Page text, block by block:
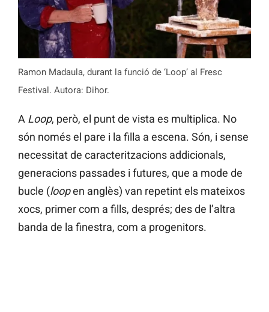
Ramon Madaula, durant la funció de ‘Loop’ al Fresc
Festival. Autora: Dihor.
A Loop, però, el punt de vista es multiplica. No
són només el pare i la filla a escena. Són, i sense
necessitat de caracteritzacions addicionals,
generacions passades i futures, que a mode de
bucle (loopen anglès) van repetint els mateixos
xocs, primer com a fills, després; des de l’altra
banda de la finestra, com a progenitors.